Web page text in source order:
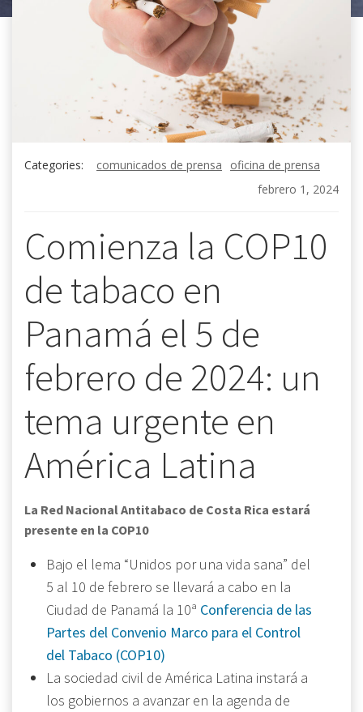
Categories: comunicados de prensa
oficina de prensa
febrero 1, 2024
Comienza la COP10
de tabaco en
Panamá el 5 de
febrero de 2024: un
tema urgente en
América Latina
La Red Nacional Antitabaco de Costa Rica estará
presente en la COP10
Bajo el lema “Unidos por una vida sana” del
5 al 10 de febrero se llevará a cabo en la
Ciudad de Panamá la 10ª Conferencia de las
Partes del Convenio Marco para el Control
del Tabaco (COP10)
La sociedad civil de América Latina instará a
los gobiernos a avanzar en la agenda de